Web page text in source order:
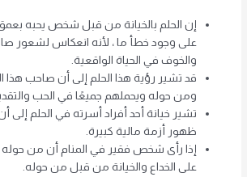
إن الحلم بالخيانة من قبل شخص يحبه
على وجود خطأ ما ، لأنه انعكاس لشعور
والخوف في الحياة الواقعية.
قد تشير رؤية هذا الحلم إلى أن صاحب هذا
ومن حوله ويحملهم جميعًا في الحب
تشير خيانة أحد أفراد أسرته في الحلم إلى
ظهور أزمة مالية كبيرة.
إذا رأى شخص فقير في المنام أن من حوله
على الخداع والخيانة من قبل من حوله.